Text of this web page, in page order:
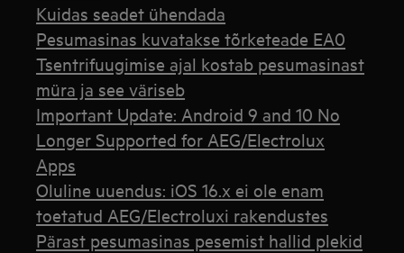
Kuidas seadet ühendada
Pesumasinas kuvatakse tõrketeade EA0
Tsentrifuugimise ajal kostab pesumasinast
müra ja see väriseb
Important Update: Android 9 and 10 No
Longer Supported for AEG/Electrolux
Apps
Oluline uuendus: iOS 16.x ei ole enam
toetatud AEG/Electroluxi rakendustes
Pärast pesumasinas pesemist hallid plekid